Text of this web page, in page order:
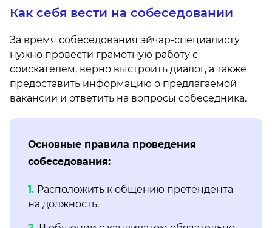
Как себя вести на собеседовании
За время собеседования эйчар-специалисту
нужно провести грамотную работу с
соискателем, верно выстроить диалог, а также
предоставить информацию о предлагаемой
вакансии и ответить на вопросы собеседника.
Основные правила проведения
собеседования:
Расположить к общению претендента
на должность.